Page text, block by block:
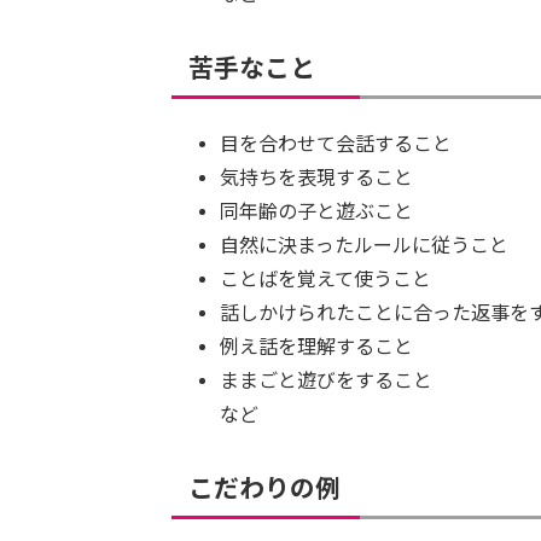
苦手なこと
目を合わせて会話すること
気持ちを表現すること
同年齢の子と遊ぶこと
自然に決まったルールに従うこと
ことばを覚えて使うこと
話しかけられたことに合った返事を
例え話を理解すること
ままごと遊びをすること
など
こだわりの例